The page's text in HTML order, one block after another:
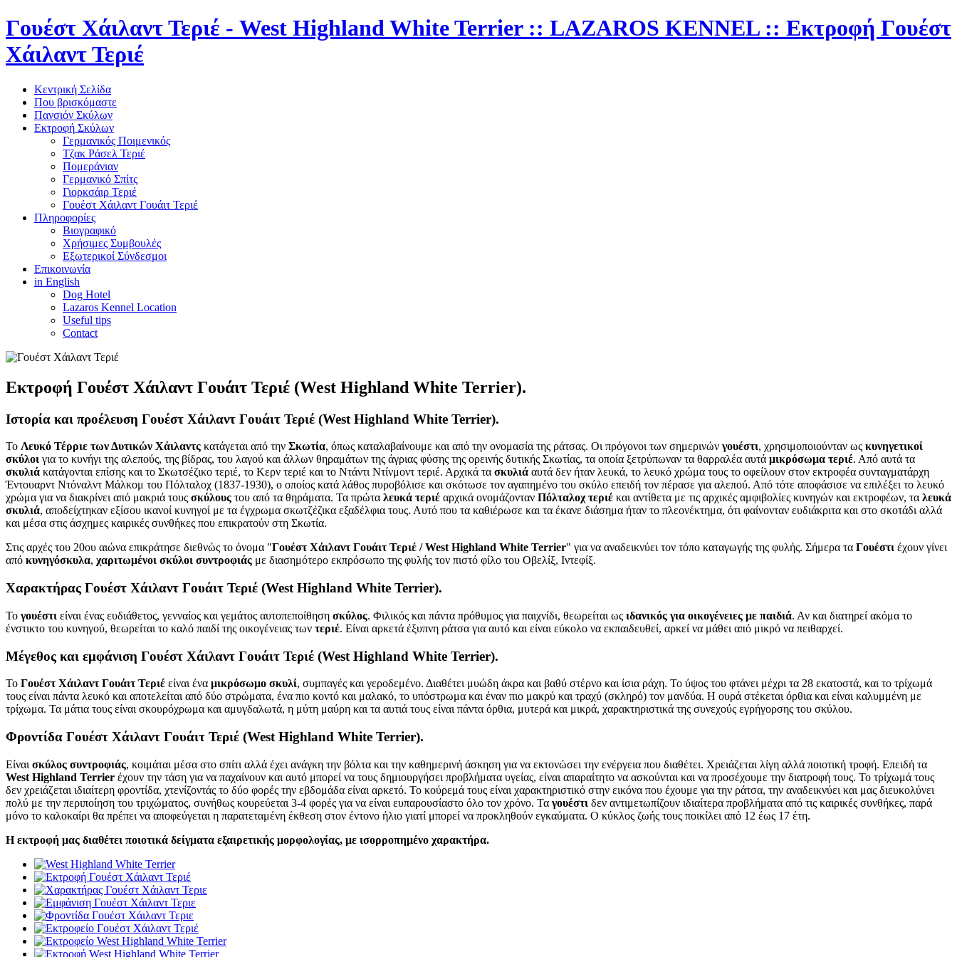
Γουέστ Χάιλαντ Τεριέ - West Highland White Terrier :: LAZAROS KENNEL :: Εκτροφή Γουέστ
Χάιλαντ Τεριέ
Κεντρική Σελίδα
Που βρισκόμαστε
Πανσιόν Σκύλων
Εκτροφή Σκύλων
Γερμανικός Ποιμενικός
Τζακ Ράσελ Τεριέ
Πομεράνιαν
Γερμανικό Σπίτς
Γιορκσάιρ Τεριέ
Γουέστ Χάιλαντ Γουάιτ Τεριέ
Πληροφορίες
Βιογραφικό
Χρήσιμες Συμβουλές
Εξωτερικοί Σύνδεσμοι
Επικοινωνία
in English
Dog Hotel
Lazaros Kennel Location
Useful tips
Contact
Εκτροφή Γουέστ Χάιλαντ Γουάιτ Τεριέ (West Highland White Terrier).
Ιστορία και προέλευση Γουέστ Χάιλαντ Γουάιτ Τεριέ (West Highland White Terrier).
Το Λευκό Τέρριε των Δυτικών Χάιλαντς κατάγεται από την Σκωτία, όπως καταλαβαίνουμε και από την ονομασία της ράτσας. Οι πρόγονοι των σημερινών γουέστι, χρησιμοποιούνταν ως κυνηγετικοί
σκύλοι για το κυνήγι της αλεπούς, της βίδρας, του λαγού και άλλων θηραμάτων της άγριας φύσης της ορεινής δυτικής Σκωτίας, τα οποία ξετρύπωναν τα θαρραλέα αυτά μικρόσωμα τεριέ. Από αυτά τα
σκυλιά κατάγονται επίσης και το Σκωτσέζικο τεριέ, το Κερν τεριέ και το Ντάντι Ντίνμοντ τεριέ. Αρχικά τα σκυλιά αυτά δεν ήταν λευκά, το λευκό χρώμα τους το οφείλουν στον εκτροφέα συνταγματάρχη
Έντουαρντ Ντόναλντ Μάλκομ του Πόλταλοχ (1837-1930), ο οποίος κατά λάθος πυροβόλισε και σκότωσε τον αγαπημένο του σκύλο επειδή τον πέρασε για αλεπού. Από τότε αποφάσισε να επιλέξει το λευκό
χρώμα για να διακρίνει από μακριά τους σκύλους του από τα θηράματα. Τα πρώτα λευκά τεριέ αρχικά ονομάζονταν Πόλταλοχ τεριέ και αντίθετα με τις αρχικές αμφιβολίες κυνηγών και εκτροφέων, τα λευκά
σκυλιά, αποδείχτηκαν εξίσου ικανοί κυνηγοί με τα έγχρωμα σκωτζέζικα εξαδέλφια τους. Αυτό που τα καθιέρωσε και τα έκανε διάσημα ήταν το πλεονέκτημα, ότι φαίνονταν ευδιάκριτα και στο σκοτάδι αλλά
και μέσα στις άσχημες καιρικές συνθήκες που επικρατούν στη Σκωτία.
Στις αρχές του 20ου αιώνα επικράτησε διεθνώς το όνομα "Γουέστ Χάιλαντ Γουάιτ Τεριέ / West Highland White Terrier" για να αναδεικνύει τον τόπο καταγωγής της φυλής. Σήμερα τα Γουέστι έχουν γίνει
από κυνηγόσκυλα, χαριτωμένοι σκύλοι συντροφιάς με διασημότερο εκπρόσωπο της φυλής τον πιστό φίλο του Οβελίξ, Ιντεφίξ.
Χαρακτήρας Γουέστ Χάιλαντ Γουάιτ Τεριέ (West Highland White Terrier).
Το γουέστι είναι ένας ευδιάθετος, γενναίος και γεμάτος αυτοπεποίθηση σκύλος. Φιλικός και πάντα πρόθυμος για παιχνίδι, θεωρείται ως ιδανικός για οικογένειες με παιδιά. Αν και διατηρεί ακόμα το
ένστικτο του κυνηγού, θεωρείται το καλό παιδί της οικογένειας των τεριέ. Είναι αρκετά έξυπνη ράτσα για αυτό και είναι εύκολο να εκπαιδευθεί, αρκεί να μάθει από μικρό να πειθαρχεί.
Μέγεθος και εμφάνιση Γουέστ Χάιλαντ Γουάιτ Τεριέ (West Highland White Terrier).
Το Γουέστ Χάιλαντ Γουάιτ Τεριέ είναι ένα μικρόσωμο σκυλί, συμπαγές και γεροδεμένο. Διαθέτει μυώδη άκρα και βαθύ στέρνο και ίσια ράχη. Το ύψος του φτάνει μέχρι τα 28 εκατοστά, και το τρίχωμά
τους είναι πάντα λευκό και αποτελείται από δύο στρώματα, ένα πιο κοντό και μαλακό, το υπόστρωμα και έναν πιο μακρύ και τραχύ (σκληρό) τον μανδύα. Η ουρά στέκεται όρθια και είναι καλυμμένη με
τρίχωμα. Τα μάτια τους είναι σκουρόχρωμα και αμυγδαλωτά, η μύτη μαύρη και τα αυτιά τους είναι πάντα όρθια, μυτερά και μικρά, χαρακτηριστικά της συνεχούς εγρήγορσης του σκύλου.
Φροντίδα Γουέστ Χάιλαντ Γουάιτ Τεριέ (West Highland White Terrier).
Είναι σκύλος συντροφιάς, κοιμάται μέσα στο σπίτι αλλά έχει ανάγκη την βόλτα και την καθημερινή άσκηση για να εκτονώσει την ενέργεια που διαθέτει. Χρειάζεται λίγη αλλά ποιοτική τροφή. Επειδή τα
West Highland Terrier έχουν την τάση για να παχαίνουν και αυτό μπορεί να τους δημιουργήσει προβλήματα υγείας, είναι απαραίτητο να ασκούνται και να προσέχουμε την διατροφή τους. Το τρίχωμά τους
δεν χρειάζεται ιδιαίτερη φροντίδα, χτενίζοντάς το δύο φορές την εβδομάδα είναι αρκετό. Το κούρεμά τους είναι χαρακτηριστικό στην εικόνα που έχουμε για την ράτσα, την αναδεικνύει και μας διευκολύνει
πολύ με την περιποίηση του τριχώματος, συνήθως κουρεύεται 3-4 φορές για να είναι ευπαρουσίαστο όλο τον χρόνο. Τα γουέστι δεν αντιμετωπίζουν ιδιαίτερα προβλήματα από τις καιρικές συνθήκες, παρά
μόνο το καλοκαίρι θα πρέπει να αποφεύγεται η παρατεταμένη έκθεση στον έντονο ήλιο γιατί μπορεί να προκληθούν εγκαύματα. Ο κύκλος ζωής τους ποικίλει από 12 έως 17 έτη.
Η εκτροφή μας διαθέτει ποιοτικά δείγματα εξαιρετικής μορφολογίας, με ισορροπημένο χαρακτήρα.